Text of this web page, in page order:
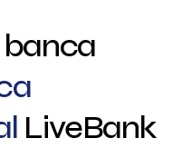
banca
LiveBank